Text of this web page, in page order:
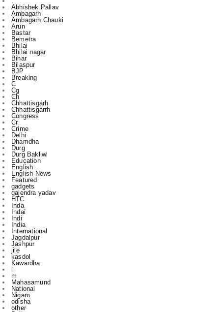
Bastar
Bemetra
Bhilai
Bhilai nagar
Bihar
Bilaspur
BJP
Breaking
C
Cg
Ch
Chhattisgarh
Chhattisgarrh
Congress
Cr
Crime
Delhi
Dhamdha
Durg
Durg Bakliwl
Education
English
English News
Featured
gadgets
gajendra yadav
HTC
Inda
Indai
Indi
India
International
Jagdalpur
Jashpur
jile
kasdol
Kawardha
l
m
Mahasamund
National
Nigam
odisha
other
Police
Politics
r
Raipur